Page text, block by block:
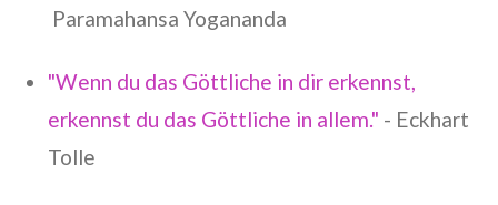
Paramahansa Yogananda
"Wenn du das Göttliche in dir erkennst,
erkennst du das Göttliche in allem." - Eckhart
Tolle